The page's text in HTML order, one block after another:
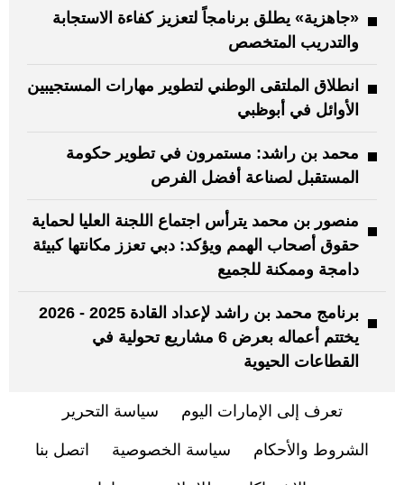
«جاهزية» يطلق برنامجاً لتعزيز كفاءة الاستجابة
والتدريب المتخصص
انطلاق الملتقى الوطني لتطوير مهارات المستجيبين
الأوائل في أبوظبي
محمد بن راشد: مستمرون في تطوير حكومة
المستقبل لصناعة أفضل الفرص
منصور بن محمد يترأس اجتماع اللجنة العليا لحماية
حقوق أصحاب الهمم ويؤكد: دبي تعزز مكانتها كبيئة
دامجة وممكنة للجميع
برنامج محمد بن راشد لإعداد القادة 2025 - 2026
يختتم أعماله بعرض 6 مشاريع تحولية في
القطاعات الحيوية
تعرف إلى الإمارات اليوم سياسة التحرير
الشروط والأحكام سياسة الخصوصية اتصل بنا